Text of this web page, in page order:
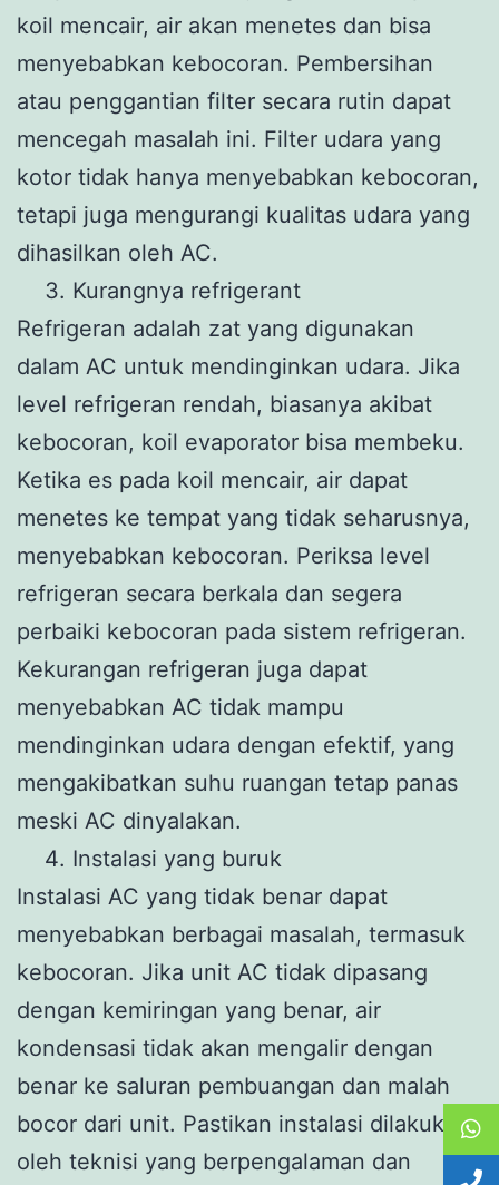
koil mencair, air akan menetes dan bisa
menyebabkan kebocoran. Pembersihan
atau penggantian filter secara rutin dapat
mencegah masalah ini. Filter udara yang
kotor tidak hanya menyebabkan kebocoran,
tetapi juga mengurangi kualitas udara yang
dihasilkan oleh AC.
Kurangnya refrigerant
Refrigeran adalah zat yang digunakan
dalam AC untuk mendinginkan udara. Jika
level refrigeran rendah, biasanya akibat
kebocoran, koil evaporator bisa membeku.
Ketika es pada koil mencair, air dapat
menetes ke tempat yang tidak seharusnya,
menyebabkan kebocoran. Periksa level
refrigeran secara berkala dan segera
perbaiki kebocoran pada sistem refrigeran.
Kekurangan refrigeran juga dapat
menyebabkan AC tidak mampu
mendinginkan udara dengan efektif, yang
mengakibatkan suhu ruangan tetap panas
meski AC dinyalakan.
Instalasi yang buruk
Instalasi AC yang tidak benar dapat
menyebabkan berbagai masalah, termasuk
kebocoran. Jika unit AC tidak dipasang
dengan kemiringan yang benar, air
kondensasi tidak akan mengalir dengan
benar ke saluran pembuangan dan malah
bocor dari unit. Pastikan instalasi dilakukan
oleh teknisi yang berpengalaman dan